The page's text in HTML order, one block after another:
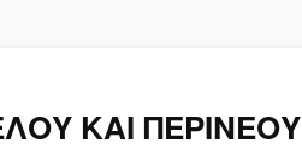
ΚΑΙ ΠΕΡΙΝΕΟΥ